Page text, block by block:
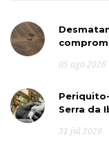
05 ago 2026
Serra da
31 jul 2026